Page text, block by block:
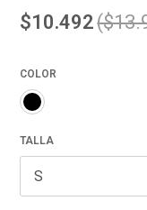
$10.492
COLOR
TALLA